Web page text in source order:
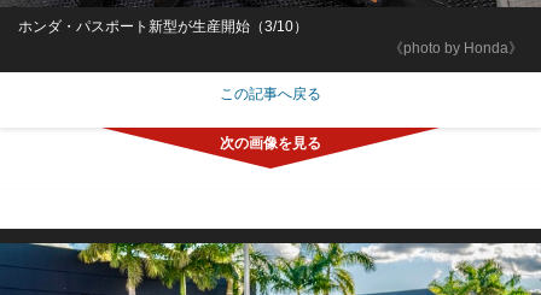
《photo by Honda》
ホンダ・パスポート新型が生産開始（3/10）
この記事へ戻る